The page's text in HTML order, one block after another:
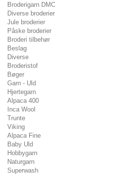
Broderigarn DMC
Diverse broderier
Jule broderier
Påske broderier
Broderi tilbehør
Beslag
Diverse
Broderistof
Bøger
Garn - Uld
Hjertegarn
Alpaca 400
Inca Wool
Trunte
Viking
Alpaca Fine
Baby Uld
Hobbygarn
Naturgarn
Superwash